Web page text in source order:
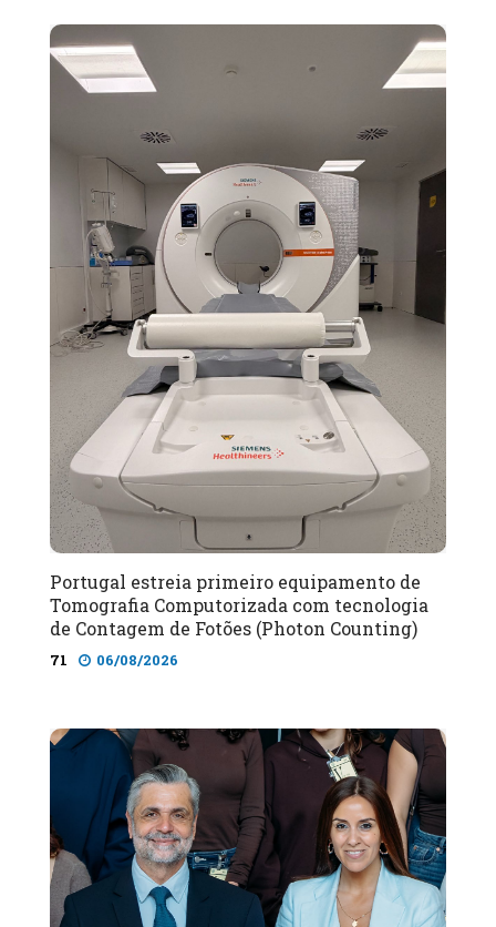
Portugal estreia primeiro equipamento de
Tomografia Computorizada com tecnologia
de Contagem de Fotões (Photon Counting)
71 06/08/2026